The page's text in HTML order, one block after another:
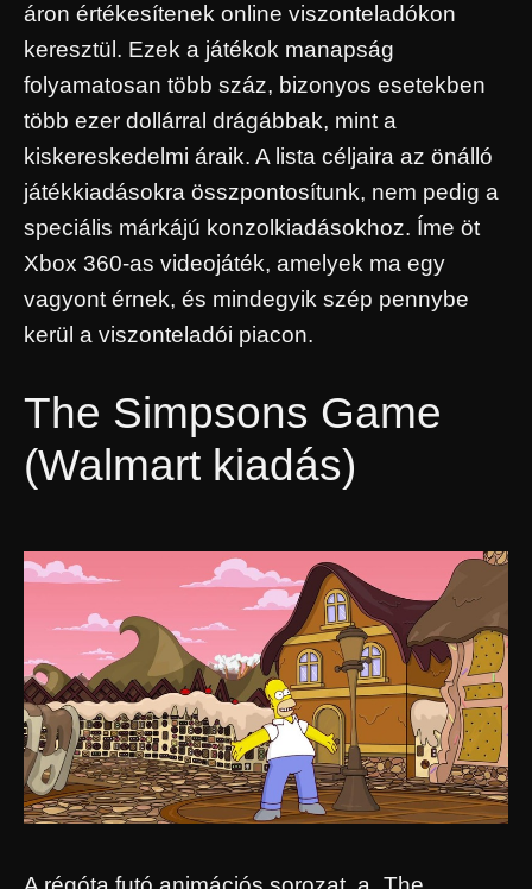
áron értékesítenek online viszonteladókon
keresztül. Ezek a játékok manapság
folyamatosan több száz, bizonyos esetekben
több ezer dollárral drágábbak, mint a
kiskereskedelmi áraik. A lista céljaira az önálló
játékkiadásokra összpontosítunk, nem pedig a
speciális márkájú konzolkiadásokhoz. Íme öt
Xbox 360-as videojáték, amelyek ma egy
vagyont érnek, és mindegyik szép pennybe
kerül a viszonteladói piacon.
The Simpsons Game
(Walmart kiadás)